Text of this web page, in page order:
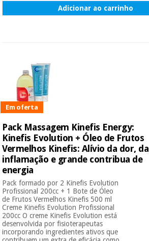
Adicionar ao carrinho
Em oferta
Pack Massagem Kinefis Energy:
Kinefis Evolution + Óleo de Frutos
Vermelhos Kinefis: Alívio da dor, da
inflamação e grande contribua de
energia
Pack formado por 2 Kinefis Evolution
Profissional 200cc + 1 Bote de Óleo
de Frutos Vermelhos Kinefis 500 ml
Creme Kinefis Evolution Profissional
200cc O creme Kinefis Evolution está
desenvolvida por fisioterapeutas
incorporando ingredientes ativos que